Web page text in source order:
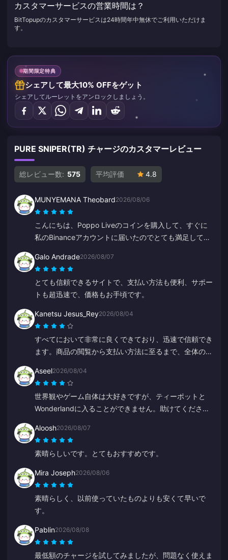
カスタマーサービスの営業時間は？
BitTopupのカスタマーサービスは24時間年中無休でご利用いただけま
す。
期間限定特典
シェアして最大10% OFFをゲット
シェアしてルーレットをアンロックしましょう。
PURE SNIPER(TR) チャージのカスタマーレビュー
総レビュー数: 575 平均評価 4.8
MUNYEMANA Theobard2026/08/06
こんにちは、Poppo Liveのコインを購入して、すぐに
私のBinanceアカウントに届いたのでとても満足してい
ありがとうございました、これからも頑張ってくださ
い。
Galo Andrade2026/08/07
とても信頼できるサイトで、支払い方法も便利、サポー
トも超迅速で、価格もお手頃です。
Kanetsu Jesus_Rey2026/08/04
すべてにおいて非常に良くできており、迅速で信頼でき
ます。商品の閲覧から支払い方法に至るまで、全体のレ
げるようになっています。
Aseel2026/08/04
世界観やゲーム自体は大好きですが、ティーポットと
Wonderlandに入ることができません。助けてくださ
Aloosh2026/08/07
素晴らしいです。とてもおすすめです。
Mira Joseph2026/08/06
素晴らしく、以前使っていたものよりも安くて早いで
す。
Pablin2026/08/08
最低額のチャージを試してみましたが、問題なく使えま